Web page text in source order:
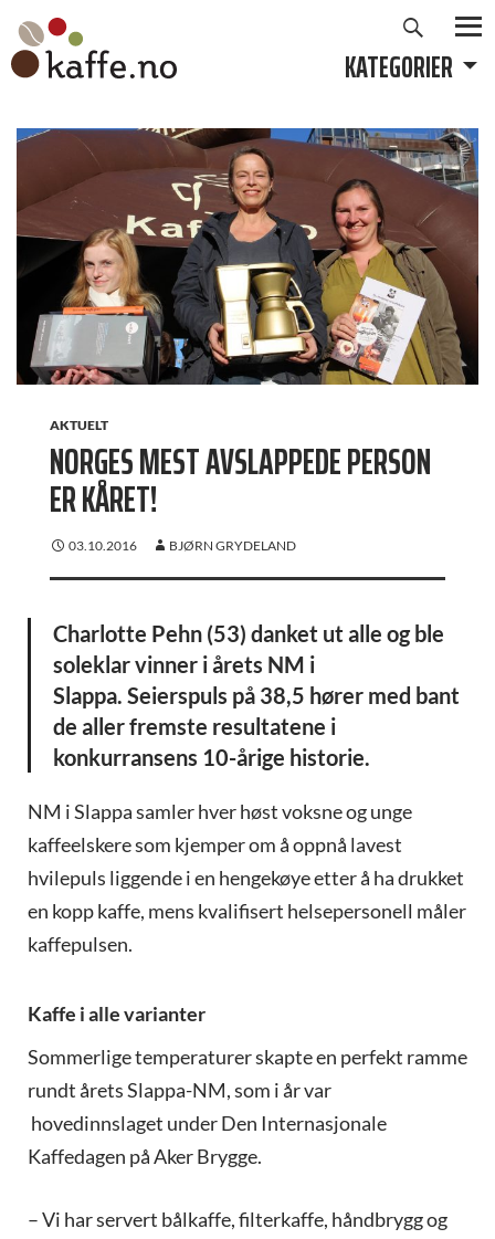
Hopp
innhold
KATEGORIER
AKTUELT
NORGES MEST AVSLAPPEDE PERSON
ER KÅRET!
03.10.2016 BJØRN GRYDELAND
Charlotte Pehn (53) danket ut alle og ble
soleklar vinner i årets NM i
Slappa. Seierspuls på 38,5 hører med bant
de aller fremste resultatene i
konkurransens 10-årige historie.
NM i Slappa samler hver høst voksne og unge
kaffeelskere som kjemper om å oppnå lavest
hvilepuls liggende i en hengekøye etter å ha drukket
en kopp kaffe, mens kvalifisert helsepersonell måler
kaffepulsen.
Kaffe i alle varianter
Sommerlige temperaturer skapte en perfekt ramme
rundt årets Slappa-NM, som i år var
hovedinnslaget under Den Internasjonale
Kaffedagen på Aker Brygge.
– Vi har servert bålkaffe, filterkaffe, håndbrygg og